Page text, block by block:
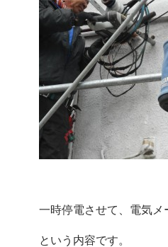
一時停電させて、電気
という内容です。